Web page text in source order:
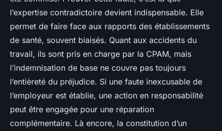
l’expertise contradictoire devient indispensable. Elle
permet de faire face aux rapports des établissements
de santé, souvent biaisés. Quant aux accidents du
travail, ils sont pris en charge par la CPAM, mais
l’indemnisation de base ne couvre pas toujours
l’entièreté du préjudice. Si une faute inexcusable de
l’employeur est établie, une action en responsabilité
peut être engagée pour une réparation
complémentaire. Là encore, la constitution d’un